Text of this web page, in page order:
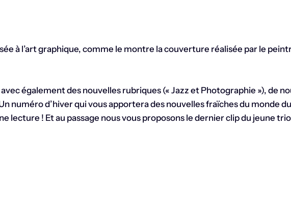
à l’art graphique, comme le montre la couverture réalisée par le
également des nouvelles rubriques (« Jazz et Photographie »), de
numéro d’hiver qui vous apportera des nouvelles fraïches du monde
lecture ! Et au passage nous vous proposons le dernier clip du jeune